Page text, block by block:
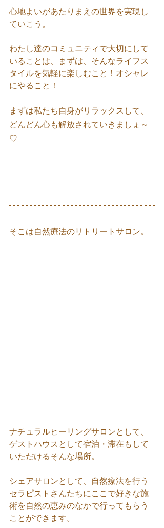
心地よいがあたりまえの世界を実現し
ていこう。
わたし達のコミュニティで大切にして
いることは、まずは、そんなライフス
タイルを気軽に楽しむこと！オシャレ
にやること！
まずは私たち自身がリラックスして、
どんどん心も解放されていきましょ～
♡
そこは自然療法のリトリートサロン。
ナチュラルヒーリングサロンとして、
ゲストハウスとして宿泊・滞在もして
いただけるそんな場所。
シェアサロンとして、自然療法を行う
セラピストさんたちにここで好きな施
術を自然の恵みのなかで行ってもらう
ことができます。